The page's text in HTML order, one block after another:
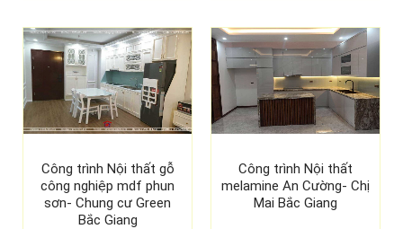
Công trình Nội thất gỗ
công nghiệp mdf phun
sơn- Chung cư Green
Bắc Giang
Công trình Nội thất
melamine An Cường- Chị
Mai Bắc Giang